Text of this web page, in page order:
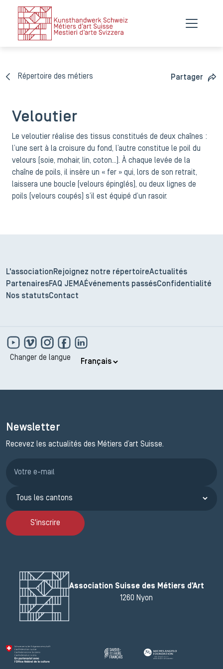
Répertoire des métiers Partager
Veloutier
Le veloutier réalise des tissus constitués de deux chaînes :
l’une sert à la croisure du fond, l’autre constitue le poil du
velours (soie, mohair, lin, coton...). À chaque levée de la
chaîne de poils, il insère un « fer » qui, lors de son retrait,
laissera une boucle (velours épinglés), ou deux lignes de
poils (velours coupés) s’il est équipé d’un rasoir.
L'association Rejoignez notre répertoireActualités
PartenairesFAQ JEMAÉvénements passésConfidentialité
Nos statutsContact
Changer de langue
Newsletter
Recevez les actualités des Métiers d’art Suisse.
S'inscrire
Association Suisse des Métiers d'Art
1260 Nyon